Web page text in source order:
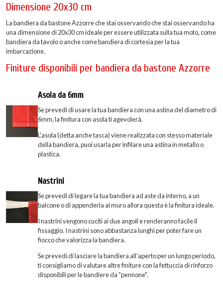
Dimensione 20x30 cm
La bandiera da bastone Azzorre che stai osservando che stai osservando ha
una dimensione di 20x30 cm ideale per essere utilizzata sulla tua moto, come
bandiera da tavolo o anche come bandiera di cortesia per la tua
imbarcazione.
Finiture disponibili per bandiera da bastone Azzorre
Asola da 6mm
Se prevedi di usare la tua bandiera con una astina del diametro di
6mm, la finitura con asola ti agevolerà.
L'asola (detta anche tasca) viene realizzata con stesso materiale
della bandiera, puoi usarla per infilare una astina in metallo o
plastica.
Nastrini
Se prevedi di legare la tua bandiera ad aste da interno, a un
balcone o di appenderla al muro allora questa è la finitura ideale.
I nastrini vengono cuciti ai due angoli e renderanno facile il
fissaggio. I nastrini sono abbastanza lunghi per poter fare un
fiocco che valorizza la bandiera.
Se prevedi di lasciare la bandiera all'aperto per un lungo periodo,
ti consigliamo di valutare altre finiture con la fettuccia di rinforzo
disponibili per le bandiere da "pennone".